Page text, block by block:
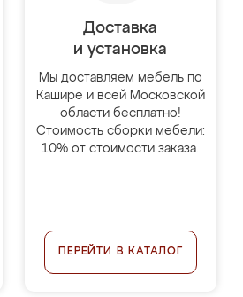
Доставка
и установка
Мы доставляем мебель по
Кашире и всей Московской
области бесплатно!
Стоимость сборки мебели:
10% от стоимости заказа.
ПЕРЕЙТИ В КАТАЛОГ